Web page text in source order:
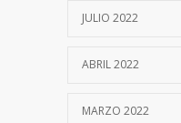
JULIO 2022
ABRIL 2022
MARZO 2022